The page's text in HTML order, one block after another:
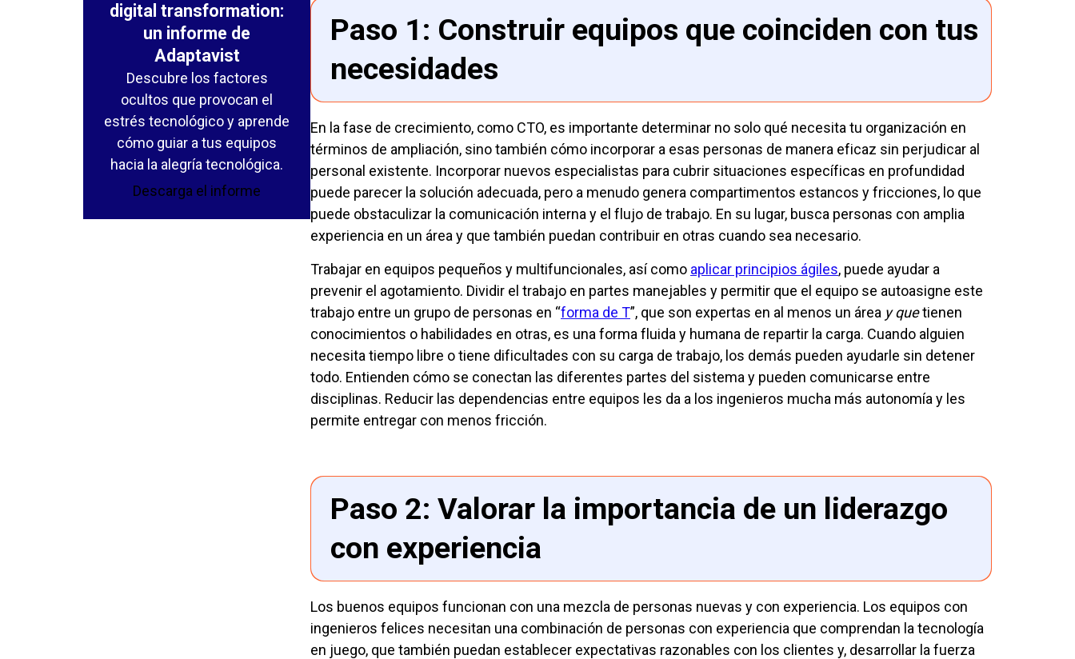
digital transformation:
un informe de
Adaptavist
Descubre los factores
ocultos que provocan el
estrés tecnológico y aprende
cómo guiar a tus equipos
hacia la alegría tecnológica.
Descarga el informe
Paso 1: Construir equipos que coinciden con tus
necesidades
En la fase de crecimiento, como CTO, es importante determinar no solo qué necesita tu organización en
términos de ampliación, sino también cómo incorporar a esas personas de manera eficaz sin perjudicar al
personal existente. Incorporar nuevos especialistas para cubrir situaciones específicas en profundidad
puede parecer la solución adecuada, pero a menudo genera compartimentos estancos y fricciones, lo que
puede obstaculizar la comunicación interna y el flujo de trabajo. En su lugar, busca personas con amplia
experiencia en un área y que también puedan contribuir en otras cuando sea necesario.
Trabajar en equipos pequeños y multifuncionales, así como aplicar principios ágiles, puede ayudar a
prevenir el agotamiento. Dividir el trabajo en partes manejables y permitir que el equipo se autoasigne este
trabajo entre un grupo de personas en “forma de T”, que son expertas en al menos un área y quetienen
conocimientos o habilidades en otras, es una forma fluida y humana de repartir la carga. Cuando alguien
necesita tiempo libre o tiene dificultades con su carga de trabajo, los demás pueden ayudarle sin detener
todo. Entienden cómo se conectan las diferentes partes del sistema y pueden comunicarse entre
disciplinas. Reducir las dependencias entre equipos les da a los ingenieros mucha más autonomía y les
permite entregar con menos fricción.
Paso 2: Valorar la importancia de un liderazgo
con experiencia
Los buenos equipos funcionan con una mezcla de personas nuevas y con experiencia. Los equipos con
ingenieros felices necesitan una combinación de personas con experiencia que comprendan la tecnología
en juego, que también puedan establecer expectativas razonables con los clientes y, desarrollar la fuerza